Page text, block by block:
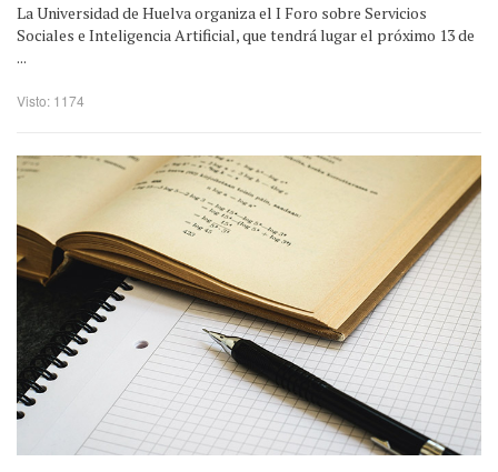
La Universidad de Huelva organiza el I Foro sobre Servicios
Sociales e Inteligencia Artificial, que tendrá lugar el próximo 13 de
...
Visto: 1174